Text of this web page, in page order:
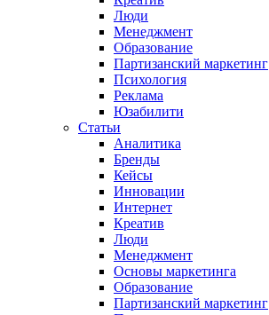
Люди
Менеджмент
Образование
Партизанский маркетинг
Психология
Реклама
Юзабилити
Статьи
Аналитика
Бренды
Кейсы
Инновации
Интернет
Креатив
Люди
Менеджмент
Основы маркетинга
Образование
Партизанский маркетинг